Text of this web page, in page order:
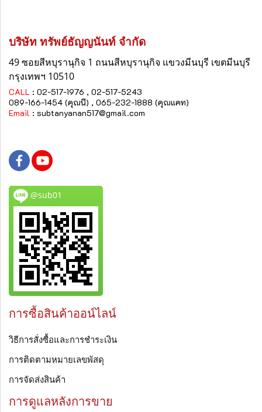
บริษัท ทรัพย์ธัญญนันท์ จำกัด
49 ซอยสีหบุรานุกิจ 1 ถนนสีหบุรานุกิจ แขวงมีนบุรี เขตมีนบุรี
กรุงเทพฯ 10510
CALL : 02-517-1976 , 02-517-5243
089-166-1454 (คุณนี) , 065-232-1888 (คุณแคท)
Email : subtanyanan517@gmail.com
@sub01
การซื้อสินค้าออน์ไลน์
วิธีการสั่งซื้อและการชำระเงิน
การติดตามหมายเลขพัสดุ
การจัดส่งสินค้า
การดูแลหลังการขาย